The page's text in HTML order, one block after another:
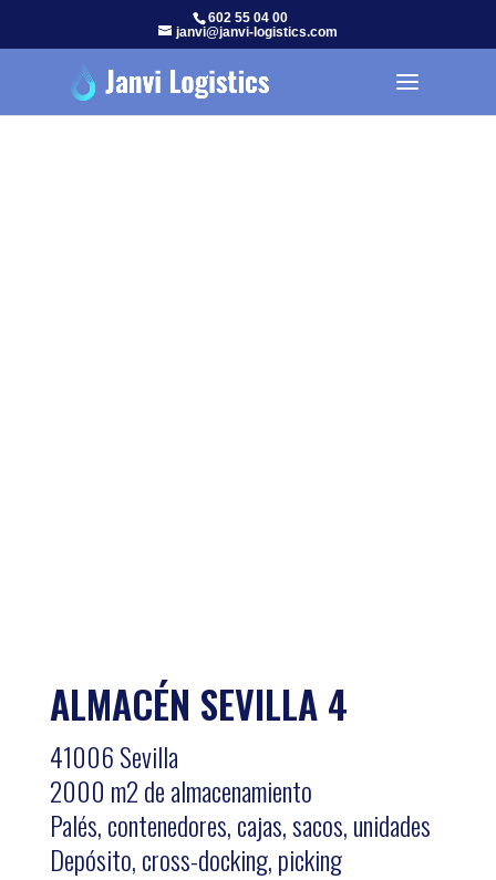
602 55 04 00
janvi@janvi-logistics.com
ALMACÉN SEVILLA 4
41006 Sevilla
2000 m2 de almacenamiento
Palés, contenedores, cajas, sacos, unidades
Depósito, cross-docking, picking